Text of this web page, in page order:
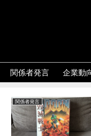
関係者発言 企業動
関係者発言